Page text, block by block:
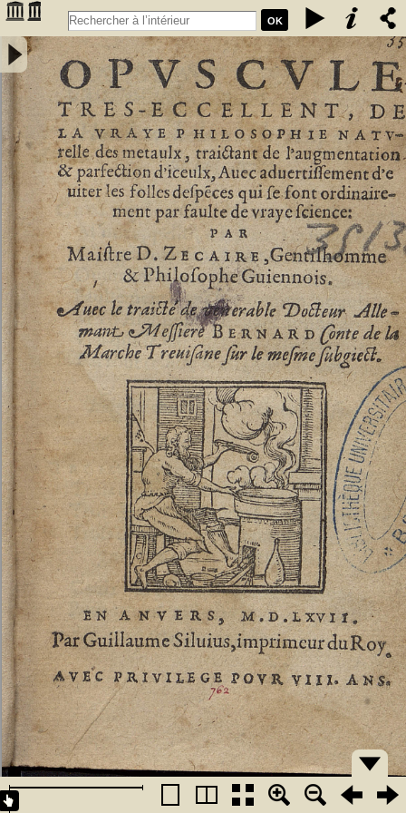
OK
Opuscule tres-eccellent, de la vraye philosophie naturelle des
metaulx, traictant de l'augmentation & parfection d'iceulx, avec
advertissement d'eviter les folles despences qui se font
ordinairement par faulte de vraye science : par Maistre D. Zecaire,
gentilhomme & philosophe guiennois. Avec le traicté de venerable
docteur allemant messiere Bernard Conte de la Marche Trevisane
sur le mesme subgiect - Zacaire, Denis (1510?-156.?)